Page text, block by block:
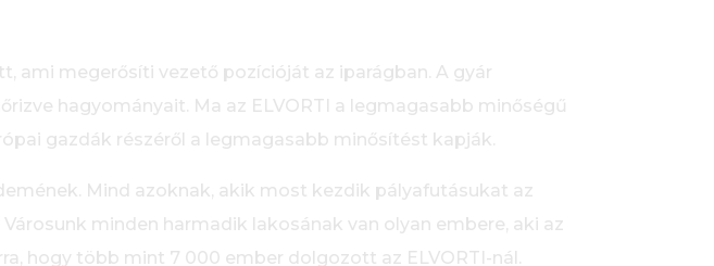
ami megerősíti vezető pozícióját az iparágban. A gyár
hagyományait. Ma az ELVORTI a legmagasabb minőségű
gazdák részéről a legmagasabb minősítést kapják.
Mind azoknak, akik most kezdik pályafutásukat az
minden harmadik lakosának van olyan embere, aki az
hogy több mint 7 000 ember dolgozott az ELVORTI-nál.